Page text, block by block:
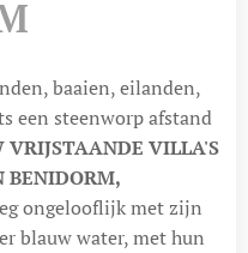
baaien, eilanden,
een steenworp afstand
VRIJSTAANDE VILLA'S
BENIDORM,
ongelooflijk met zijn
blauw water, met hun